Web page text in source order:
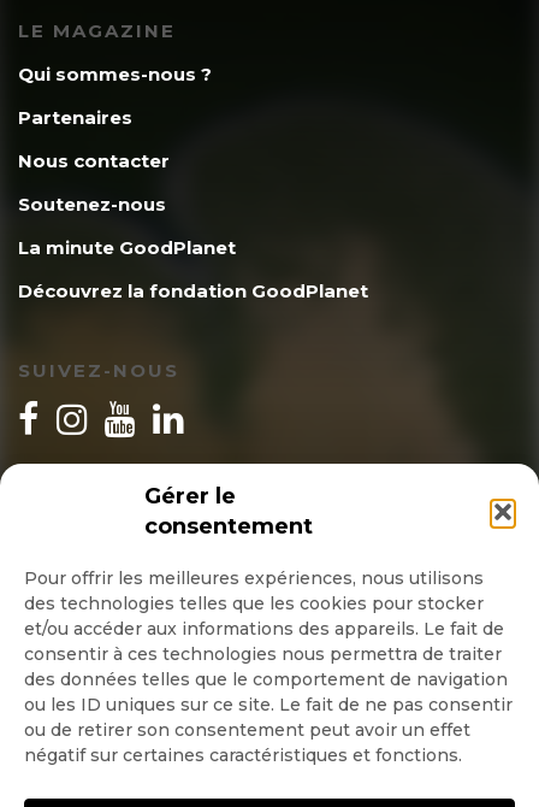
Gérer le
consentement
Pour offrir les meilleures expériences, nous utilisons
des technologies telles que les cookies pour stocker
et/ou accéder aux informations des appareils. Le fait de
consentir à ces technologies nous permettra de traiter
des données telles que le comportement de navigation
ou les ID uniques sur ce site. Le fait de ne pas consentir
ou de retirer son consentement peut avoir un effet
négatif sur certaines caractéristiques et fonctions.
LE MAGAZINE
Qui sommes-nous ?
Partenaires
Nous contacter
Soutenez-nous
La minute GoodPlanet
Découvrez la fondation GoodPlanet
SUIVEZ-NOUS
INSCRIPTION NEWSLETTER
Quotidienne
Hebdo
OK